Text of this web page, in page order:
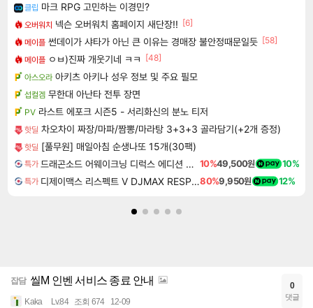
클립 마크 RPG 고민하는 이경민?
오버워치 넥슨 오버워치 홈페이지 새단장!! [6]
메이플 썬데이가 샤타가 아닌 큰 이유는 경매장 불안정때문일듯 [58]
메이플 ㅇㅂ)진짜 개웃기네 ㅋㅋ
[48]
아스오라 아키츠 아키나 성우 정보 및 주요 필모
섭컬겜 무한대 아난타 전투 장면
PV 라스트 에포크 시즌5 - 서리화신의 분노 티저
핫딜 차오차이 짜장/마파/짬뽕/마라탕 3+3+3 골라담기(+2개 증정)
핫딜 [풀무원] 매일아침 순생나또 15개(30팩)
특가 드래곤소드 어웨이크닝 디럭스 에디션 DragonSword Awakening Deluxe Edition 10%49,500원 10%
특가 디제이맥스 리스펙트 V DJMAX RESPECT V80%9,950원 12%
잡담 씰M 인벤 서비스 종료 안내
Kaka Lv.84 조회 674 12-09
0
댓글